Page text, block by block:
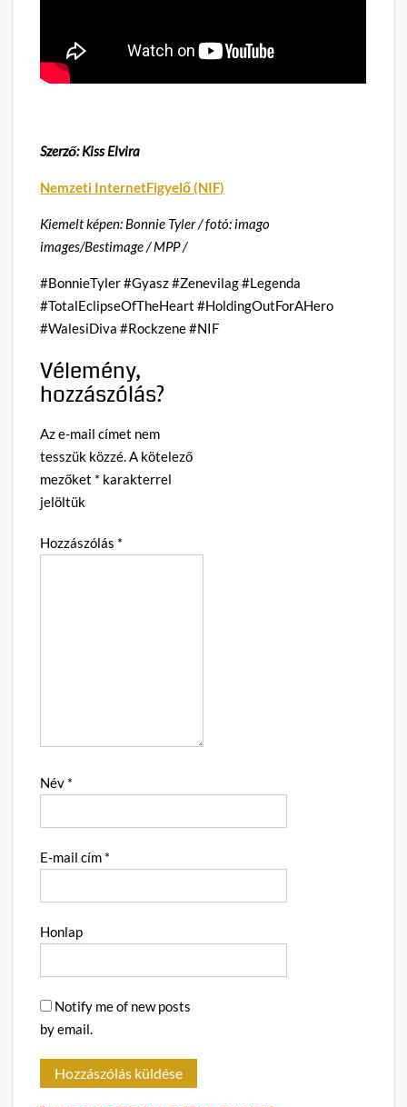
Szerző: Kiss Elvira
Nemzeti InternetFigyelő (NIF)
Kiemelt képen: Bonnie Tyler / fotó: imago
images/Bestimage / MPP /
#BonnieTyler #Gyasz #Zenevilag #Legenda
#TotalEclipseOfTheHeart #HoldingOutForAHero
#WalesiDiva #Rockzene #NIF
Vélemény,
hozzászólás?
Az e-mail címet nem
tesszük közzé.A kötelező
mezőket * karakterrel
jelöltük
Hozzászólás *
Név *
E-mail cím *
Honlap
Notify me of new posts
by email.